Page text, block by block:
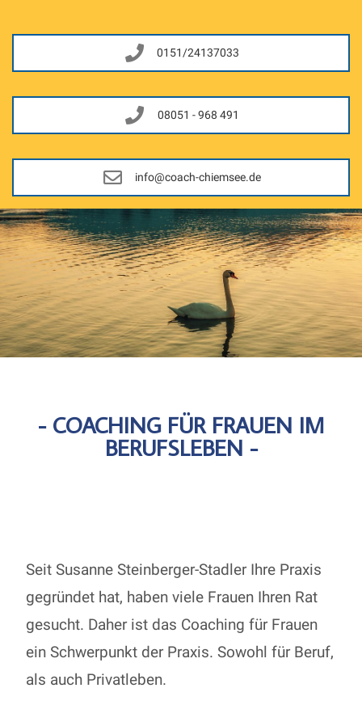
0151/24137033
08051 - 968 491
info@coach-chiemsee.de
- COACHING FÜR FRAUEN IM
BERUFSLEBEN -
Seit Susanne Steinberger-Stadler Ihre Praxis
gegründet hat, haben viele Frauen Ihren Rat
gesucht. Daher ist das Coaching für Frauen
ein Schwerpunkt der Praxis. Sowohl für Beruf,
als auch Privatleben.